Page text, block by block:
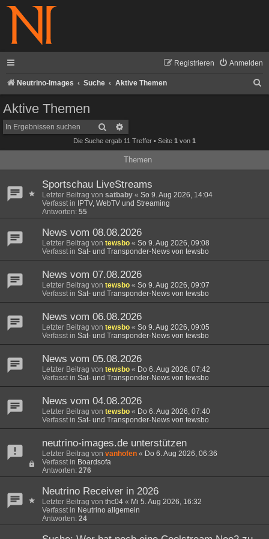
Anmelden
Registrieren
Neutrino-Images Suche Aktive Themen
Aktive Themen
Suche
Die Suche ergab 11 Treffer • Seite 1 von 1
Themen
Sportschau LiveStreams
Letzter Beitrag von satbaby « So 9. Aug 2026, 14:04
Verfasst in IPTV, WebTV und Streaming
Antworten: 55
News vom 08.08.2026
Letzter Beitrag von tewsbo « So 9. Aug 2026, 09:08
Verfasst in Sat- und Transponder-News von tewsbo
News vom 07.08.2026
Letzter Beitrag von tewsbo « So 9. Aug 2026, 09:07
Verfasst in Sat- und Transponder-News von tewsbo
News vom 06.08.2026
Letzter Beitrag von tewsbo « So 9. Aug 2026, 09:05
Verfasst in Sat- und Transponder-News von tewsbo
News vom 05.08.2026
Letzter Beitrag von tewsbo « Do 6. Aug 2026, 07:42
Verfasst in Sat- und Transponder-News von tewsbo
News vom 04.08.2026
Letzter Beitrag von tewsbo « Do 6. Aug 2026, 07:40
Verfasst in Sat- und Transponder-News von tewsbo
neutrino-images.de unterstützen
Letzter Beitrag von vanhofen « Do 6. Aug 2026, 06:36
Verfasst in Boardsofa
Antworten: 276
Neutrino Receiver in 2026
Letzter Beitrag von thc04 « Mi 5. Aug 2026, 16:32
Verfasst in Neutrino allgemein
Antworten: 24